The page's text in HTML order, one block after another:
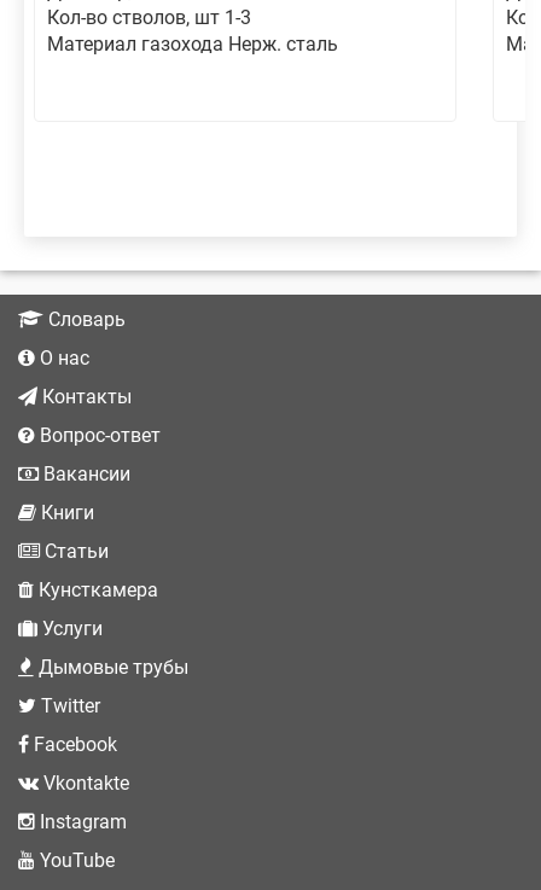
Кол-во стволов, шт 1-3
Материал газохода Нерж. сталь
Словарь
О нас
Контакты
Вопрос-ответ
Вакансии
Книги
Статьи
Кунсткамера
Услуги
Дымовые трубы
Twitter
Facebook
Vkontakte
Instagram
YouTube